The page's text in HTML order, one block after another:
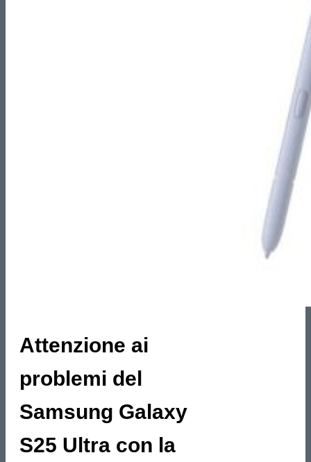
Attenzione ai
problemi del
Samsung Galaxy
S25 Ultra con la